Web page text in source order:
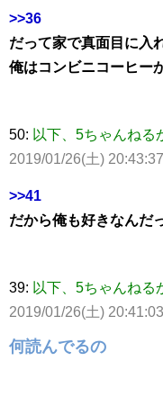
>>36
だって家で真面目に入
俺はコンビニコーヒー
50: 以下、5ちゃんねる
2019/01/26(土)
>>41
だから俺も好きなんだ
39: 以下、5ちゃんねる
2019/01/26(土)
何読んでるの